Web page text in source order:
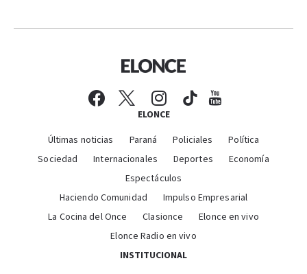
ELONCE
Últimas noticias Paraná Policiales
Política
Sociedad
Internacionales Deportes
Economía
Espectáculos
Haciendo Comunidad
Impulso Empresarial
La Cocina del Once
Clasionce
Elonce en vivo
Elonce Radio en vivo
INSTITUCIONAL